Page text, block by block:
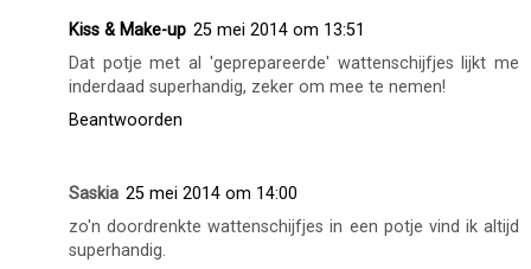
Kiss & Make-up 25 mei 2014 om 13:51
Dat potje met al 'geprepareerde' wattenschijfjes lijkt me
inderdaad superhandig, zeker om mee te nemen!
Beantwoorden
Saskia 25 mei 2014 om 14:00
zo'n doordrenkte wattenschijfjes in een potje vind ik altijd
superhandig.